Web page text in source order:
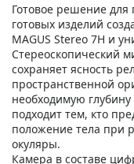
Готовое решение для
готовых изделий
MAGUS Stereo 7H и
Стереоскопический
сохраняет ясность
пространственной
необходимую
подходит тем, кто
положение тела при
окуляры.
Камера в составе